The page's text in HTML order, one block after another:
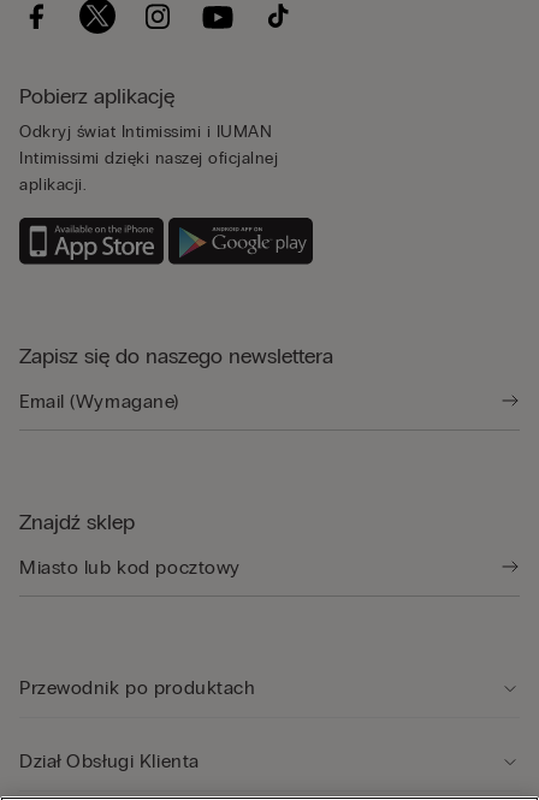
Pobierz aplikację
Odkryj świat Intimissimi i IUMAN
Intimissimi dzięki naszej oficjalnej
aplikacji.
Zapisz się do naszego newslettera
Znajdź sklep
Przewodnik po produktach
Dział Obsługi Klienta